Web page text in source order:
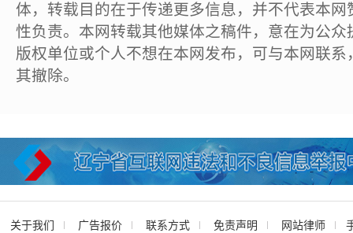
体，转载目的在于传递更多信息，并不代表本
性负责。本网转载其他媒体之稿件，意在为公
版权单位或个人不想在本网发布，可与本网联
其撤除。
关于我们 广告报价 联系方式 免责声明 网站律师